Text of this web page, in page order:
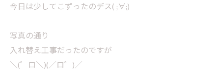
​​​​​​今日は少してこずったのデス( ;∀;)
写真の通り
入れ替え工事だったのですが
＼(゜ロ＼)(／ロ゜)／